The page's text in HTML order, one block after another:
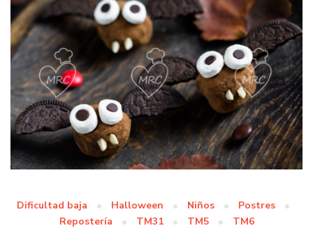
Dificultad baja Halloween Niños
Postres
Repostería
TM31 TM5 TM6